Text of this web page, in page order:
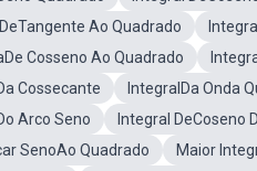
Ao Quadrado
Cosseno Ao Quadrado
Cossecante
IntegralDa Onda
Arco Seno
Integral DeCoseno
SenoAo Quadrado
Maior